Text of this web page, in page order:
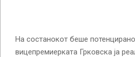
На состанокот беше
вицепремиерката Грковска ја